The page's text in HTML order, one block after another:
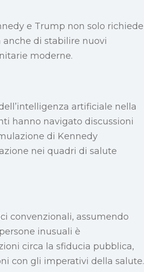
e Trump non solo richiede
di stabilire nuovi
moderne.
artificiale nella
hanno navigato discussioni
di Kennedy
nei quadri di salute
convenzionali, assumendo
inusuali è
circa la sfiducia pubblica,
con gli imperativi della salute.